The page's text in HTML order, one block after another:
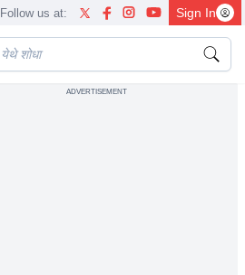
Follow us at: Sign In
ADVERTISEMENT